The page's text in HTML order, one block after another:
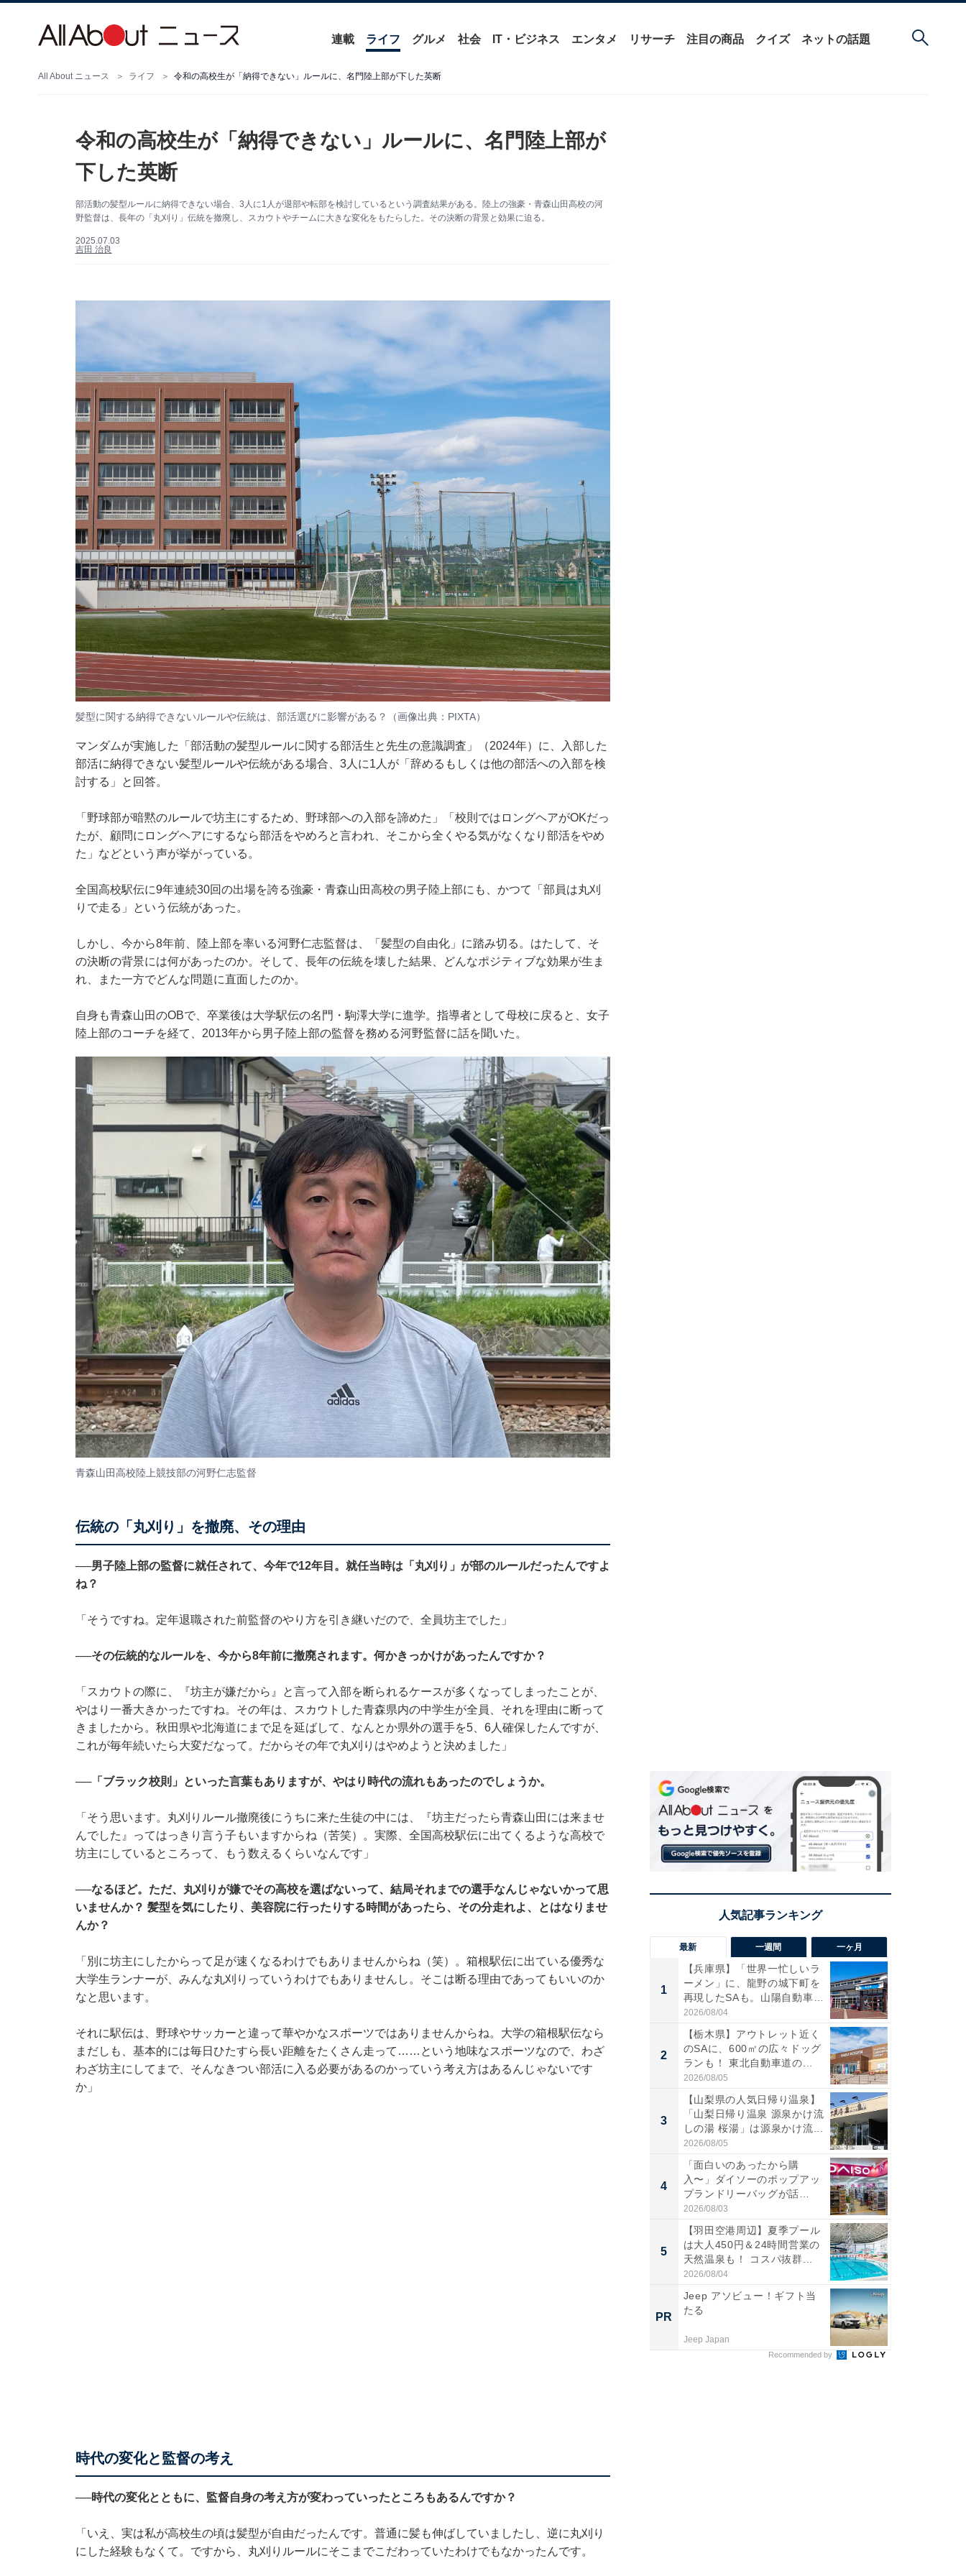
連載 ライフ グルメ 社会 IT・ビジネス エンタメ リサーチ 注目の商品 クイズ ネットの話題
All About ニュース ライフ 令和の高校生が「納得できない」ルールに、名門陸上部が下した英断
令和の高校生が「納得できない」ルールに、名門陸上部が
下した英断
部活動の髪型ルールに納得できない場合、3人に1人が退部や転部を検討しているという調査結果がある。陸上の強豪・青森山田高校の河
野監督は、長年の「丸刈り」伝統を撤廃し、スカウトやチームに大きな変化をもたらした。その決断の背景と効果に迫る。
2025.07.03
吉田 治良
髪型に関する納得できないルールや伝統は、部活選びに影響がある？（画像出典：PIXTA）
マンダムが実施した「部活動の髪型ルールに関する部活生と先生の意識調査」（2024年）に、入部した
部活に納得できない髪型ルールや伝統がある場合、3人に1人が「辞めるもしくは他の部活への入部を検
討する」と回答。
「野球部が暗黙のルールで坊主にするため、野球部への入部を諦めた」「校則ではロングヘアがOKだっ
たが、顧問にロングヘアにするなら部活をやめろと言われ、そこから全くやる気がなくなり部活をやめ
た」などという声が挙がっている。
全国高校駅伝に9年連続30回の出場を誇る強豪・青森山田高校の男子陸上部にも、かつて「部員は丸刈
りで走る」という伝統があった。
しかし、今から8年前、陸上部を率いる河野仁志監督は、「髪型の自由化」に踏み切る。はたして、そ
の決断の背景には何があったのか。そして、長年の伝統を壊した結果、どんなポジティブな効果が生ま
れ、また一方でどんな問題に直面したのか。
自身も青森山田のOBで、卒業後は大学駅伝の名門・駒澤大学に進学。指導者として母校に戻ると、女子
陸上部のコーチを経て、2013年から男子陸上部の監督を務める河野監督に話を聞いた。
青森山田高校陸上競技部の河野仁志監督
伝統の「丸刈り」を撤廃、その理由
──男子陸上部の監督に就任されて、今年で12年目。就任当時は「丸刈り」が部のルールだったんですよ
ね？
「そうですね。定年退職された前監督のやり方を引き継いだので、全員坊主でした」
──その伝統的なルールを、今から8年前に撤廃されます。何かきっかけがあったんですか？
「スカウトの際に、『坊主が嫌だから』と言って入部を断られるケースが多くなってしまったことが、
やはり一番大きかったですね。その年は、スカウトした青森県内の中学生が全員、それを理由に断って
きましたから。秋田県や北海道にまで足を延ばして、なんとか県外の選手を5、6人確保したんですが、
これが毎年続いたら大変だなって。だからその年で丸刈りはやめようと決めました」
──「ブラック校則」といった言葉もありますが、やはり時代の流れもあったのでしょうか。
「そう思います。丸刈りルール撤廃後にうちに来た生徒の中には、『坊主だったら青森山田には来ませ
んでした』ってはっきり言う子もいますからね（苦笑）。実際、全国高校駅伝に出てくるような高校で
坊主にしているところって、もう数えるくらいなんです」
──なるほど。ただ、丸刈りが嫌でその高校を選ばないって、結局それまでの選手なんじゃないかって思
いませんか？ 髪型を気にしたり、美容院に行ったりする時間があったら、その分走れよ、とはなりませ
んか？
「別に坊主にしたからって足が速くなるわけでもありませんからね（笑）。箱根駅伝に出ている優秀な
大学生ランナーが、みんな丸刈りっていうわけでもありませんし。そこは断る理由であってもいいのか
なと思います。
それに駅伝は、野球やサッカーと違って華やかなスポーツではありませんからね。大学の箱根駅伝なら
まだしも、基本的には毎日ひたすら長い距離をたくさん走って……という地味なスポーツなので、わざ
わざ坊主にしてまで、そんなきつい部活に入る必要があるのかっていう考え方はあるんじゃないです
か」
時代の変化と監督の考え
──時代の変化とともに、監督自身の考え方が変わっていったところもあるんですか？
「いえ、実は私が高校生の頃は髪型が自由だったんです。普通に髪も伸ばしていましたし、逆に丸刈り
にした経験もなくて。ですから、丸刈りルールにそこまでこだわっていたわけでもなかったんです。
最新 一週間 一ヶ月
1
【兵庫県】「世界一忙しいラ
ーメン」に、龍野の城下町を
再現したSAも。山陽自動車
道...
2026/08/04
2
【栃木県】アウトレット近く
のSAに、600㎡の広々ドッグ
ランも！ 東北自動車道の...
2026/08/05
3
【山梨県の人気日帰り温泉】
「山梨日帰り温泉 源泉かけ流
しの湯 桜湯」は源泉かけ流...
2026/08/05
4
「面白いのあったから購
入〜」ダイソーのポップアッ
プランドリーバッグが話
題。“さま...
2026/08/03
5
【羽田空港周辺】夏季プール
は大人450円＆24時間営業の
天然温泉も！ コスパ抜群...
2026/08/04
PR
Jeep アソビュー！ギフト当
たる
Jeep Japan
Recommended by